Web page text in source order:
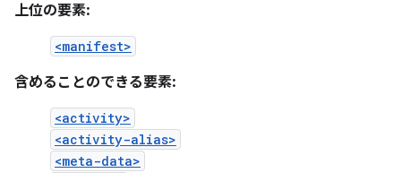
上位の要素:
<manifest>
含めることのできる要素:
<activity>
<activity-alias>
<meta-data>